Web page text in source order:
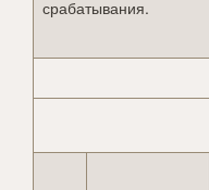
срабатывания.